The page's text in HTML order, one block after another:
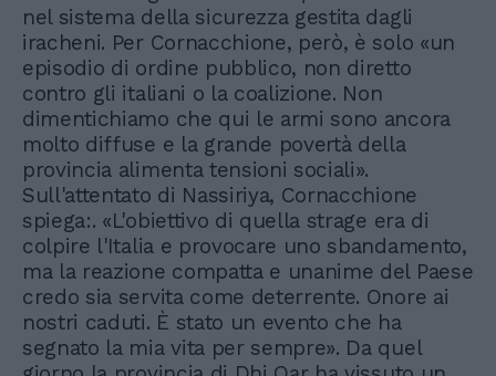
nel sistema della sicurezza gestita dagli
iracheni. Per Cornacchione, però, è solo «un
episodio di ordine pubblico, non diretto
contro gli italiani o la coalizione. Non
dimentichiamo che qui le armi sono ancora
molto diffuse e la grande povertà della
provincia alimenta tensioni sociali».
Sull'attentato di Nassiriya, Cornacchione
spiega:. «L'obiettivo di quella strage era di
colpire l'Italia e provocare uno sbandamento,
ma la reazione compatta e unanime del Paese
credo sia servita come deterrente. Onore ai
nostri caduti. È stato un evento che ha
segnato la mia vita per sempre». Da quel